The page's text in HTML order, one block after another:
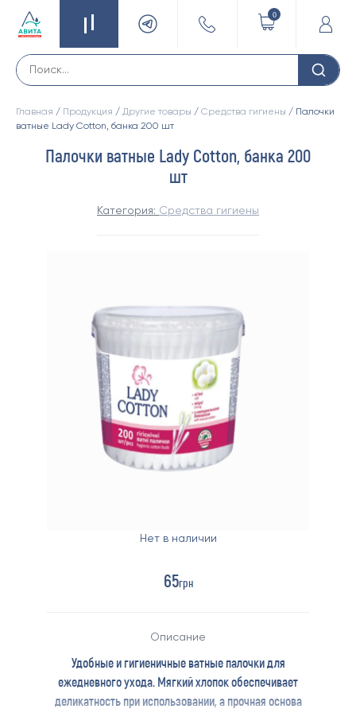
0
Главная / Продукция / Другие товары / Средства гигиены / Палочки
ватные Lady Cotton, банка 200 шт
Палочки ватные Lady Cotton, банка 200
шт
Категория: Средства гигиены
Нет в наличии
65грн
Описание
Удобные и гигиеничные ватные палочки для
ежедневного ухода. Мягкий хлопок обеспечивает
деликатность при использовании, а прочная основа